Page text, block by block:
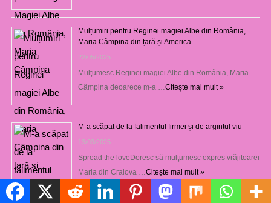
Mulțumiri pentru Reginei magiei Albe din România,
Maria Câmpina din țară și America
22/05/2025
Mulţumesc Reginei magiei Albe din România, Maria
Câmpina deoarece m-a …Citește mai mult »
M-a scăpat de la falimentul firmei și de argintul viu
13/03/2025
Spread the loveDoresc să mulţumesc expres vrăjitoarei
Maria din Craiova …Citește mai mult »
Politică de cookie-uri